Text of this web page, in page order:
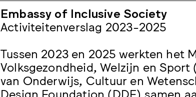
Embassy of Inclusive Society
Activiteitenverslag 2023-2025
Tussen 2023 en 2025 werkten het
Volksgezondheid, Welzijn en
van Onderwijs, Cultuur en
Design Foundation (DDF) samen